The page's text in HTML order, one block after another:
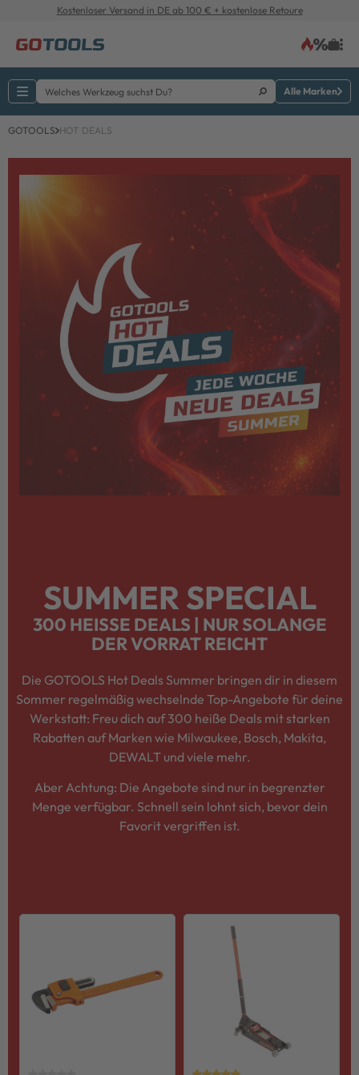
Kostenloser Versand in DE ab 100 € + kostenlose Retoure
Alle Marken
GOTOOLS HOT DEALS
SUMMER SPECIAL
300 HEISSE DEALS | NUR SOLANGE D
ER VORRAT REICHT
Die GOTOOLS Hot Deals Summer bringen dir in diesem
Sommer regelmäßig wechselnde Top-Angebote für deine
Werkstatt: Freu dich auf 300 heiße Deals mit starken
Rabatten auf Marken wie Milwaukee, Bosch, Makita,
DEWALT und viele mehr.
Aber Achtung: Die Angebote sind nur in begrenzter
Menge verfügbar. Schnell sein lohnt sich, bevor dein
Favorit vergriffen ist.